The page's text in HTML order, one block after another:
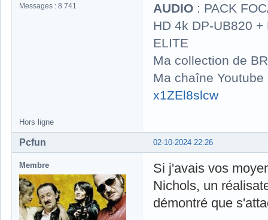
Messages : 8 741
AUDIO : PACK
HD 4k DP-UB820
ELITE
Ma collection de
Ma chaîne
x1ZEl8slcw
Hors ligne
02-10-2024 22:26
Pcfun
Membre
Si j'avais vos
Nichols, un
démontré que